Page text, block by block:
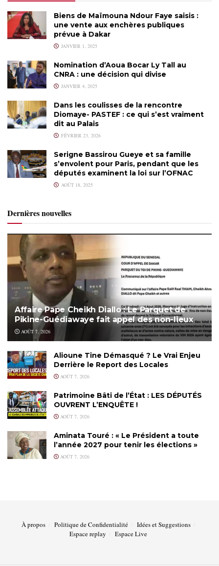
Biens de Maïmouna Ndour Faye saisis :
une vente aux enchères publiques
prévue à Dakar
JANVIER 1, 2025
Nomination d’Aoua Bocar Ly Tall au
CNRA : une décision qui divise
JANVIER 4, 2025
Dans les coulisses de la rencontre
Diomaye- PASTEF : ce qui s’est vraiment
dit au Palais
FÉVRIER 23, 2026
Serigne Bassirou Gueye et sa famille
s’envolent pour Paris, pendant que les
députés examinent la loi sur l’OFNAC
AOÛT 18, 2025
Dernières nouvelles
Affaire Pape Cheikh Diallo : Le Parquet de
Pikine-Guédiawaye fait appel des non-lieux
AOÛT 7, 2026
Alioune Tine Démasqué ? Le Vrai Enjeu
Derrière le Report des Locales
AOÛT 7, 2026
Patrimoine Bâti de l’État : LES DÉPUTÉS
OUVRENT L’ENQUÊTE !
AOÛT 7, 2026
Aminata Touré : « Le Président a toute
l’année 2027 pour tenir les élections »
AOÛT 7, 2026
À propos Politique de Confidentialité
Idées et Suggestions
Espace replay
Espace Live